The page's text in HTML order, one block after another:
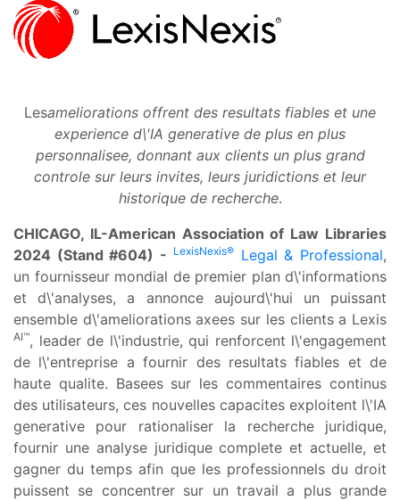
Lesameliorations offrent des resultats fiables et une
experience d\'IA generative de plus en plus
personnalisee, donnant aux clients un plus grand
controle sur leurs invites, leurs juridictions et leur
historique de recherche.
CHICAGO, IL-American Association of Law Libraries
2024 (Stand #604) - LexisNexis®Legal & Professional,
un fournisseur mondial de premier plan d\'informations
et d\'analyses, a annonce aujourd\'hui un puissant
ensemble d\'ameliorations axees sur les clients a Lexis
AI™, leader de l\'industrie, qui renforcent l\'engagement
de l\'entreprise a fournir des resultats fiables et de
haute qualite. Basees sur les commentaires continus
des utilisateurs, ces nouvelles capacites exploitent l\'IA
generative pour rationaliser la recherche juridique,
fournir une analyse juridique complete et actuelle, et
gagner du temps afin que les professionnels du droit
puissent se concentrer sur un travail a plus grande